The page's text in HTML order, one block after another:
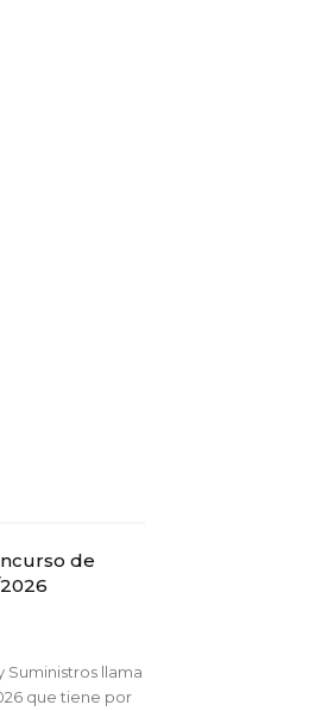
de
Suministros llama
que tiene por